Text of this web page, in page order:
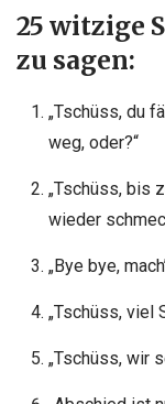
25 witzige
zu sagen:
„Tschüss, du
weg, oder?“
„Tschüss, bis
wieder
„Bye bye,
„Tschüss, viel
„Tschüss, wir